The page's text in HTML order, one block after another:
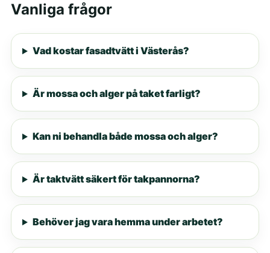
Vanliga frågor
Vad kostar fasadtvätt i Västerås?
Är mossa och alger på taket farligt?
Kan ni behandla både mossa och alger?
Är taktvätt säkert för takpannorna?
Behöver jag vara hemma under arbetet?